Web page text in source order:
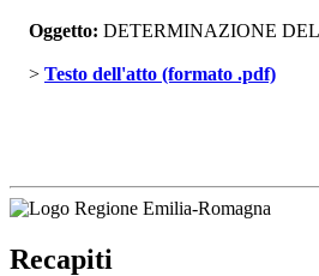
Oggetto: DETERMINAZIONE
> Testo dell'atto (formato .pdf)
Recapiti